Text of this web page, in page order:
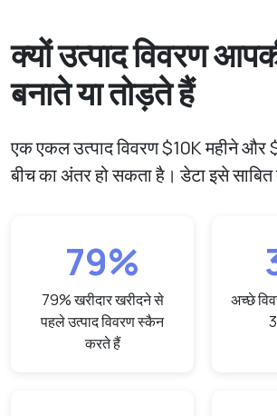
क्यों उत्पाद विवरण
बनाते या तोड़ते हैं
एक एकल उत्पाद विवरण $10K महीने और
बीच का अंतर हो सकता है। डेटा इसे
79%
79% खरीदार खरीदने से
पहले उत्पाद विवरण स्कैन
करते हैं
अच्छे